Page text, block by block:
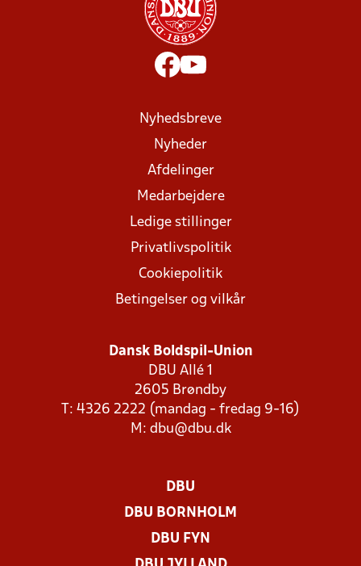
Nyhedsbreve
Nyheder
Afdelinger
Medarbejdere
Ledige stillinger
Privatlivspolitik
Cookiepolitik
Betingelser og vilkår
Dansk Boldspil-Union
DBU Allé 1
2605 Brøndby
T: 4326 2222 (mandag - fredag 9-16)
M: dbu@dbu.dk
DBU
DBU BORNHOLM
DBU FYN